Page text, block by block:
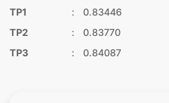
TP1
:
0.83446
TP2
:
0.83770
TP3
: 0.84087